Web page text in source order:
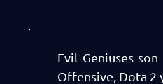
Evil Geniuses
Offensive, Dota 2